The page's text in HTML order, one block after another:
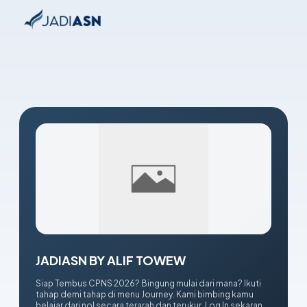
JADIASN BY ALIF TOWEW
Siap Tembus CPNS 2026? Bingung mulai dari mana? Ikuti
tahap demi tahap di menu Journey. Kami bimbing kamu